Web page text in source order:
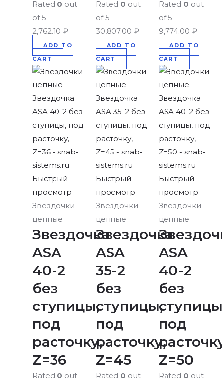
Rated 0 out
of 5
2,762.10 ₽
ADD TO
CART
Rated 0 out
of 5
30,807.00 ₽
ADD TO
CART
Rated 0 out
of 5
9,774.00₽
ADD TO
CART
Быстрый
просмотр
Звездочки
цепные
Звездочка
ASA
40-2
без
ступицы,
под
расточку,
Z=36
Rated 0 out
Быстрый
просмотр
Звездочки
цепные
Звездочка
ASA
35-2
без
ступицы,
под
расточку,
Z=45
Rated 0 out
Быстрый
просмотр
Звездочки
цепные
ASA
40-2
без
под
Z=50
Rated 0 out